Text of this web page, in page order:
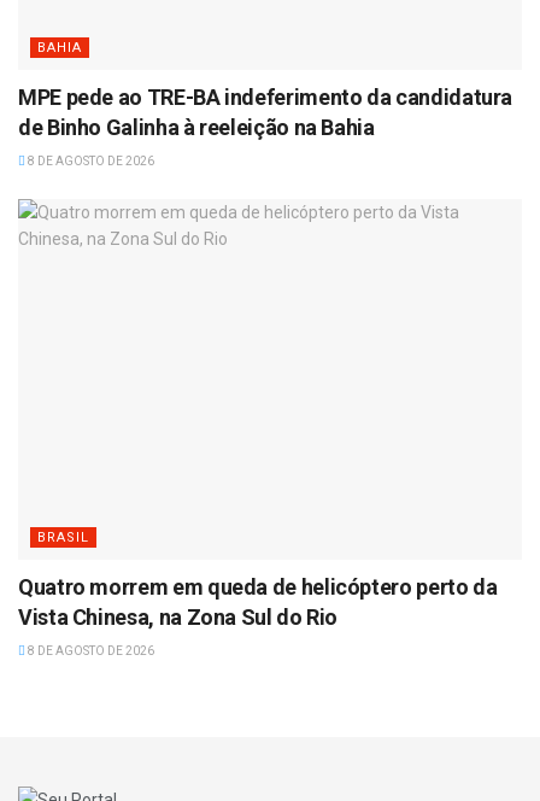
BAHIA
MPE pede ao TRE-BA indeferimento da candidatura
de Binho Galinha à reeleição na Bahia
8 DE AGOSTO DE 2026
BRASIL
Quatro morrem em queda de helicóptero perto da
Vista Chinesa, na Zona Sul do Rio
8 DE AGOSTO DE 2026